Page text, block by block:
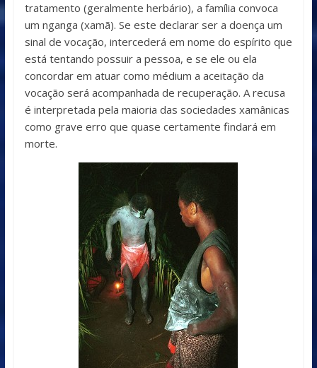
tratamento (geralmente herbário), a família convoca
um nganga (xamã). Se este declarar ser a doença um
sinal de vocação, intercederá em nome do espírito que
está tentando possuir a pessoa, e se ele ou ela
concordar em atuar como médium a aceitação da
vocação será acompanhada de recuperação. A recusa
é interpretada pela maioria das sociedades xamânicas
como grave erro que quase certamente findará em
morte.